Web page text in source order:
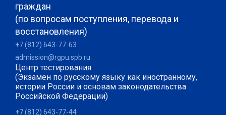
граждан
(по вопросам поступления, перевода и
восстановления)
+7 (812) 643-77-63
admission@rgpu.spb.ru
Центр тестирования
(Экзамен по русскому языку как иностранному,
истории России и основам законодательства
Российской Федерации)
+7 (812) 643-77-44